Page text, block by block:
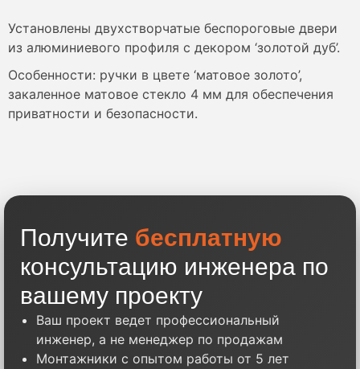
Установлены двухстворчатые беспороговые двери
из алюминиевого профиля с декором ‘золотой дуб’.
Особенности: ручки в цвете ‘матовое золото’,
закаленное матовое стекло 4 мм для обеспечения
приватности и безопасности.
Получите бесплатную
консультацию инженера по
вашему проекту
Ваш проект ведет профессиональный
инженер, а не менеджер по продажам
Монтажники с опытом работы от 5 лет